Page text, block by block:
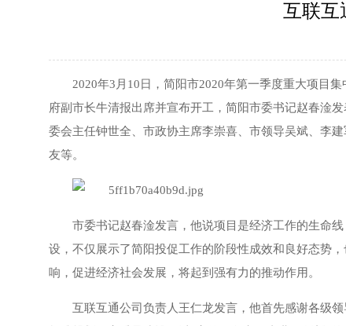
互联互
2020年3月10日，简阳市2020年第一季度重大项目
府副市长牛清报出席并宣布开工，简阳市委书记赵春淦
委会主任钟世全、市政协主席李崇喜、市领导吴斌、李
友等。
市委书记赵春淦发言，他说项目是经济工作的生命
设，不仅展示了简阳投促工作的阶段性成效和良好态势
响，促进经济社会发展，将起到强有力的推动作用。
互联互通公司负责人王仁龙发言，他首先感谢各级